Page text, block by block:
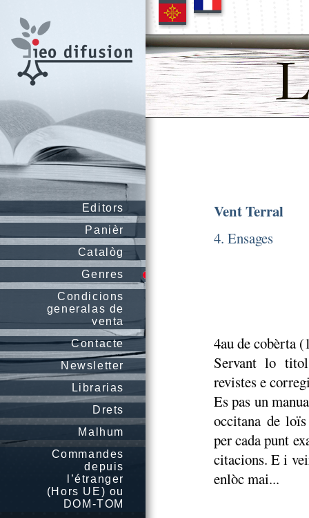
Editors
Panièr
Catalòg
Genres
Condicions
generalas de
venta
Contacte
Newsletter
Librarias
Drets
Malhum
Commandes
depuis
l’étranger
(Hors UE) ou
DOM-TOM
Vent Terral
4. Ensages
4au de cobèrta
Servant lo titol
revistes e
Es pas un
occitana de
per cada punt
citacions. E i
enlòc mai...